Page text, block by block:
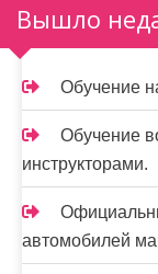
Вышло
Обучение
Обучение
инструкторами.
автомобилей